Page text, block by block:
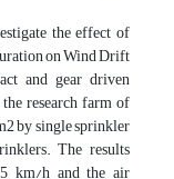
the effect of
on Wind Drift
and gear driven
research farm of
by single sprinkler
The results